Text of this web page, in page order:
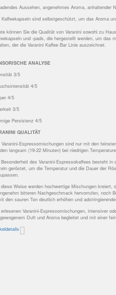
Aussehen, angenehmes Aroma, anhaltender
Kaffeekapseln sind selbstgeschützt, um das Aroma
können Sie die Qualität von Varanini sowohl zu
und -pads, die hergestellt werden, um das
der die Varanini Kaffee Bar Linie auszeichnet.
ANALYSE
3/5
4/5
4/5
3/5
Persistenz 4/5
QUALITÄT
Varanini-Espressomischungen sind nur mit den
langsam (19-22 Minuten) bei niedrigen
des Varanini-Espressokaffees besteht
geröstet, um die Temperatur und die Dauer der
Weise werden hochwertige Mischungen kreiert,
bitteren Nachgeschmack hervorrufen, noch
den sauren Ton deutlich erhöhen und
Varanini-Espressomischungen, intensiver
Duft und Aroma begleitet und mit einer